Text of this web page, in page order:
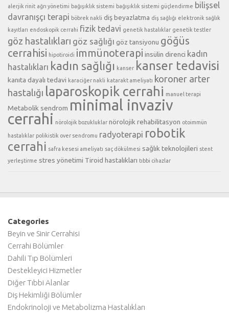
alerjik rinit ağrı yönetimi bağışıklık sistemi bağışıklık sistemi güçlendirme bilişsel
davranışçı terapi böbrek nakli diş beyazlatma diş sağlığı elektronik sağlık
kayıtları endoskopik cerrahi fizik tedavi genetik hastalıklar genetik testler
göz hastalıkları göz sağlığı göz tansiyonu göğüs
cerrahisi hipotiroidi immünoterapi insülin direnci kadın
hastalıkları kadın sağlığı kanser kanser tedavisi
kanıta dayalı tedavi karaciğer nakli katarakt ameliyatı koroner arter
hastalığı laparoskopik cerrahi manuel terapi
Metabolik sendrom minimal invaziv
cerrahi nörolojik bozukluklar nörolojik rehabilitasyon otoimmün
hastalıklar polikistik over sendromu radyoterapi robotik
cerrahi safra kesesi ameliyatı saç dökülmesi sağlık teknolojileri stent
yerleştirme stres yönetimi Tiroid hastalıkları tıbbi cihazlar
Categories
Beyin ve Sinir Cerrahisi
Cerrahi Bölümler
Dahili Tıp Bölümleri
Destekleyici Hizmetler
Diğer Tıbbi Alanlar
Diş Hekimliği Bölümler
Endokrinoloji ve Metabolizma Hastalıkları